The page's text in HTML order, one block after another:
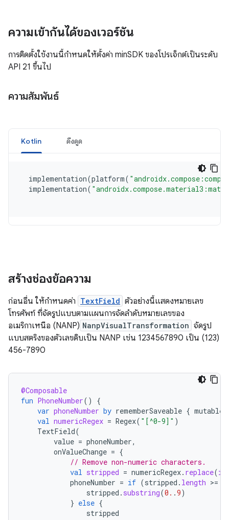
ความเข้ากันได้ของเวอร์ชัน
การติดตั้งใช้งานนี้กำหนดให้ตั้งค่า minSDK ของโปรเจ็กต์เป็นระดับ
API 21 ขึ้นไป
ความสัมพันธ์
สร้างช่องข้อความ
ก่อนอื่น ให้กำหนดค่า TextField ตัวอย่างนี้แสดงหมายเลข
โทรศัพท์ ที่จัดรูปแบบตามแผนการจัดลำดับหมายเลขของ
อเมริกาเหนือ (NANP) NanpVisualTransformation จัดรูป
แบบสตริงของตัวเลขดิบเป็น NANP เช่น 1234567890 เป็น (123)
456-7890
@Composable
fun PhoneNumber()
{
var phoneNumber by rememberSaveable {
val numericRegex = Regex( "[^0-9]" )
TextField(
value = phoneNumber,
onValueChange = {
// Remove non-numeric characters.
val stripped = numericRegex. replace(it
phoneNumber = if (stripped . length >=
stripped . substring(0. .9)
} else {
stripped